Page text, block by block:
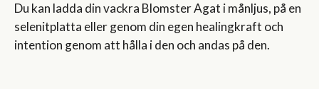
Du kan ladda din vackra Blomster Agat i månljus, på en
selenitplatta eller genom din egen healingkraft och
intention genom att hålla i den och andas på den.